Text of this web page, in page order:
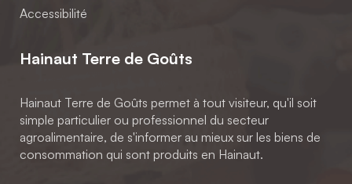
Accessibilité
Hainaut Terre de Goûts
Hainaut Terre de Goûts permet à tout visiteur, qu'il soit
simple particulier ou professionnel du secteur
agroalimentaire, de s'informer au mieux sur les biens de
consommation qui sont produits en Hainaut.